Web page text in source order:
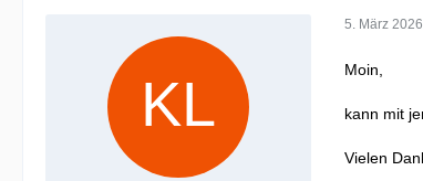
5. März 2026
Moin,
kann mit
Vielen